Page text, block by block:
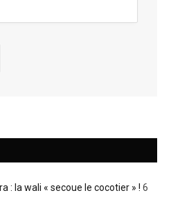
: la wali « secoue le cocotier » ! 6